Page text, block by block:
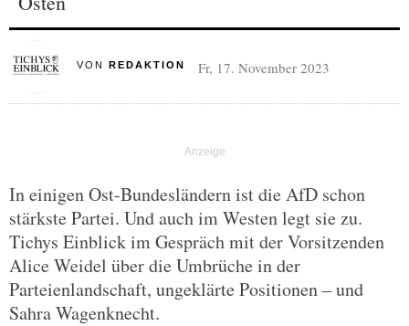
VON REDAKTION Fr, 17. November 2023
In einigen Ost-Bundesländern ist die AfD schon
stärkste Partei. Und auch im Westen legt sie zu.
Tichys Einblick im Gespräch mit der Vorsitzenden
Alice Weidel über die Umbrüche in der
Parteienlandschaft, ungeklärte Positionen – und
Sahra Wagenknecht.